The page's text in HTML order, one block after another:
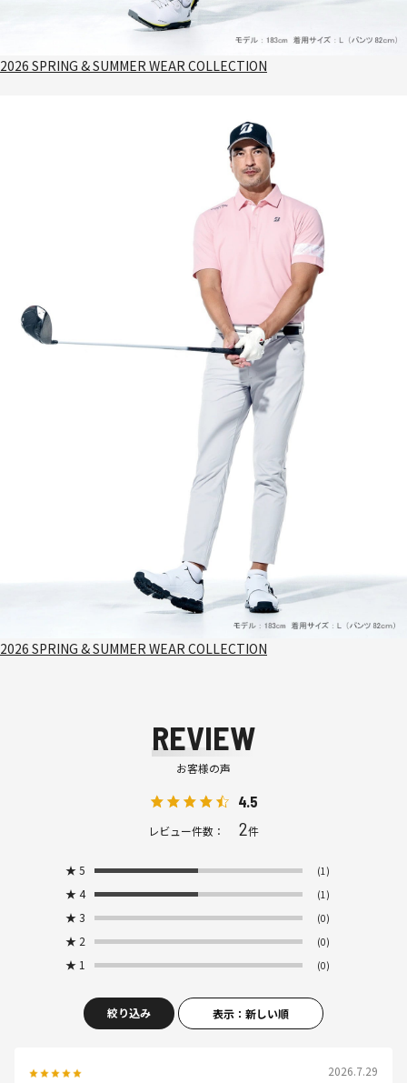
2026 SPRING & SUMMER WEAR COLLECTION
2026 SPRING & SUMMER WEAR COLLECTION
REVIEW
お客様の声
4.5
レビュー件数： 2件
★ 5 (1)
★ 4 (1)
★ 3 (0)
★ 2 (0)
★ 1 (0)
絞り込み 表示：新しい順
2026.7.29